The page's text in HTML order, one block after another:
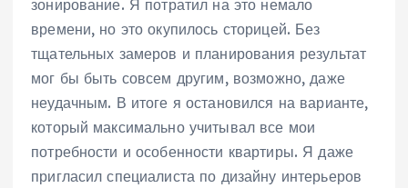
зонирование. Я потратил на это немало
времени, но это окупилось сторицей. Без
тщательных замеров и планирования результат
мог бы быть совсем другим, возможно, даже
неудачным. В итоге я остановился на варианте,
который максимально учитывал все мои
потребности и особенности квартиры. Я даже
пригласил специалиста по дизайну интерьеров